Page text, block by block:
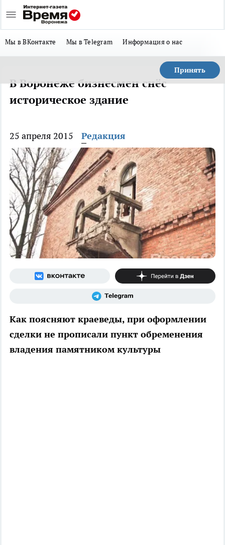
Мы в ВКонтакте Мы в Telegram Информация о нас
Принять
В Воронеже бизнесмен снёс
историческое здание
25 апреля 2015 Редакция
Как поясняют краеведы, при оформлении
сделки не прописали пункт обременения
владения памятником культуры